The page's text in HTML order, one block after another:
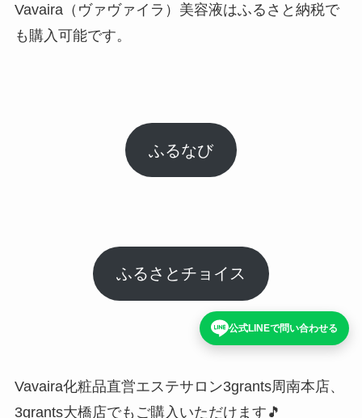
Vavaira（ヴァヴァイラ）美容液はふるさと納税で
も購入可能です。
ふるなび
ふるさとチョイス
Vavaira化粧品直営エステサロン3grants周南本店、
3grants大橋店でもご購入いただけます🎵
公式LINEで問い合わせる